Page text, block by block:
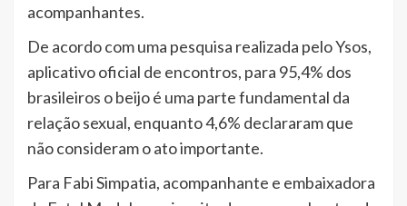
acompanhantes.
De acordo com uma pesquisa realizada pelo Ysos,
aplicativo oficial de encontros, para 95,4% dos
brasileiros o beijo é uma parte fundamental da
relação sexual, enquanto 4,6% declararam que
não consideram o ato importante.
Para Fabi Simpatia, acompanhante e embaixadora